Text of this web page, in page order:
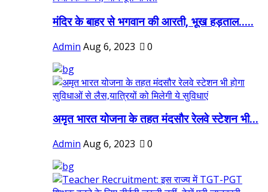
मंदिर के बाहर से भगवान की आरती, भूख हड़ताल.....
Admin Aug 6, 2023 0
अमृत भारत योजना के तहत मंदसौर रेलवे स्टेशन भी...
Admin Aug 6, 2023 0